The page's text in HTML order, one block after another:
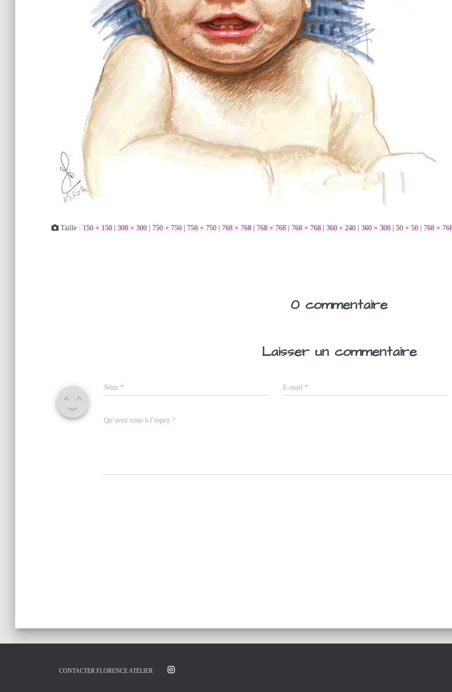
Taille : 150 × 150 300 × 300 750 × 750 750 × 750 768 × 768 768 × 768 768 × 768 360 × 240 360 × 300 50 × 50 768 ×
0 commentaire
Laisser un commentaire
Nom * E-mail *
Qu’avez vous à l’esprit ?
CONTACTER FLORENCE ATELIER